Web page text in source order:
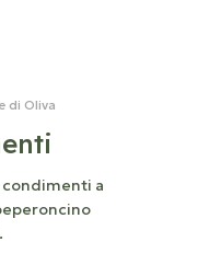
di Oliva
a